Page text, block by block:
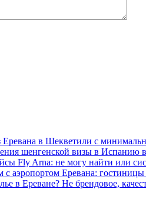
в Шекветили с
шенгенской визы в Испанию
Fly Arna: не могу найти или
аэропортом Еревана:
в Ереване? Не брендовое,